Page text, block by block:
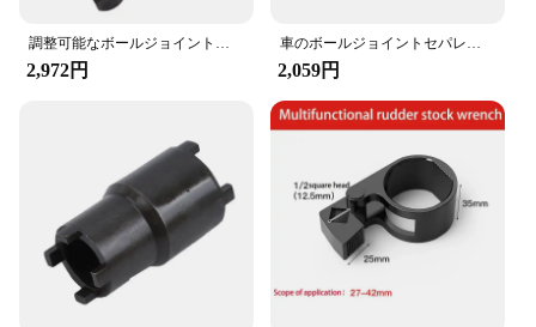
調整可能なボールジョイントセパレーター,パルラーエクストラクター,取り外しツール,自動車用ステアリングシステムツール
2,972円
車のボールジョイントセパレーターツール、頑丈なスチールタイロッドの取り外し、長いボールジョイントスプリッター、オープニングプーラー
2,059円